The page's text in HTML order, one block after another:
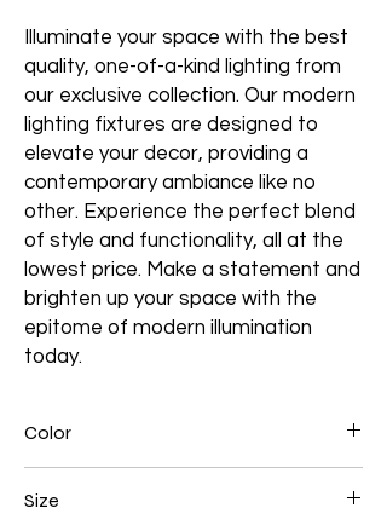
Illuminate your space with the best
quality, one-of-a-kind lighting from
our exclusive collection. Our modern
lighting fixtures are designed to
elevate your decor, providing a
contemporary ambiance like no
other. Experience the perfect blend
of style and functionality, all at the
lowest price. Make a statement and
brighten up your space with the
epitome of modern illumination
today.
Color
Size